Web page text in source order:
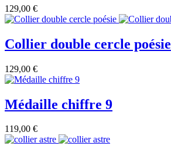
129,00 €
Collier double cercle poésie
129,00 €
Médaille chiffre 9
119,00 €